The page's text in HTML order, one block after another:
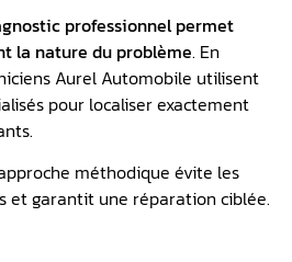
professionnel permet
la nature du problème. En
Aurel Automobile utilisent
pour localiser exactement
méthodique évite les
et garantit une réparation ciblée.